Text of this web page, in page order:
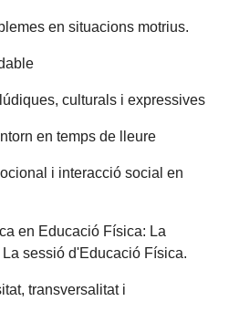
en situacions motrius.
culturals i expressives
en temps de lleure
i interacció social en
en Educació Física: La
sessió d'Educació Física.
transversalitat i